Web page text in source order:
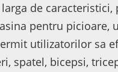
de caracteristici,
pentru picioare,
utilizatorilor sa
spatel, bicepsi,